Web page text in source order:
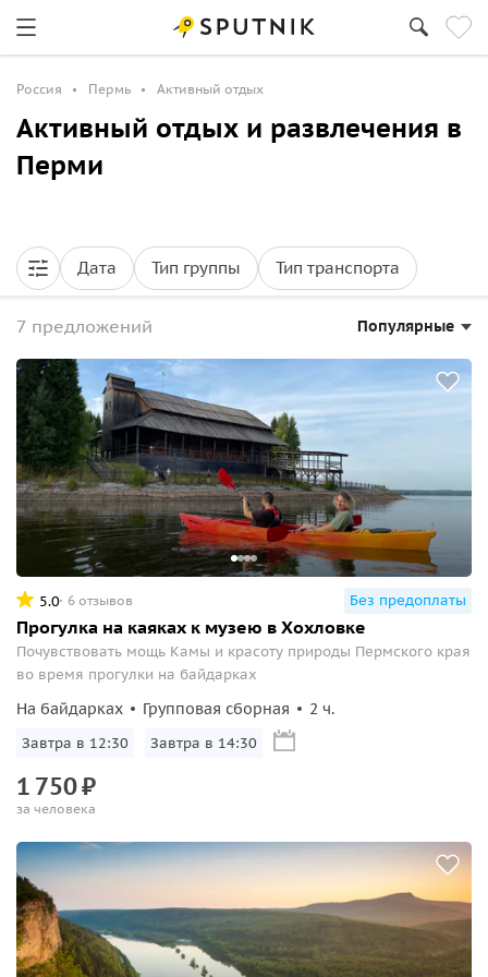
Россия Пермь Активный отдых
Активный отдых и развлечения в
Перми
Дата Тип группы Тип транспорта
7 предложений Популярные
5.0 6 отзывов Без предоплаты
Прогулка на каяках к музею в Хохловке
Почувствовать мощь Камы и красоту природы Пермского края
во время прогулки на байдарках
На байдарках Групповая сборная 2 ч.
Завтра в 12:30 Завтра в 14:30
1 750₽
за человека